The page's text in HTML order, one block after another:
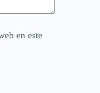
en este